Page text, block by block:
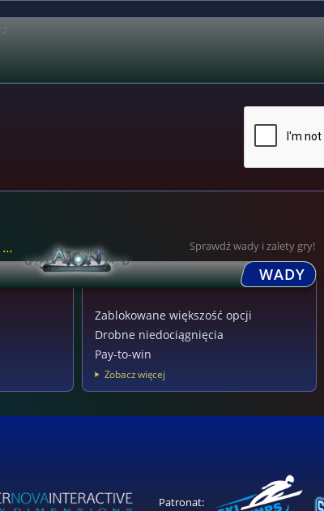
Sprawdź wady i zalety gry!
WADY
Zablokowane większość opcji
Drobne niedociągnięcia
Pay-to-win
Zobacz więcej
Patronat: